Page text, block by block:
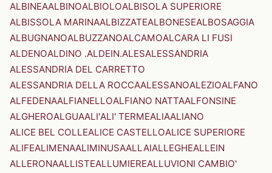
ALBINEAALBINOALBIOLOALBISOLA SUPERIORE
ALBISSOLA MARINAALBIZZATEALBONESEALBOSAGGIA
ALBUGNANOALBUZZANOALCAMOALCARA LI FUSI
ALDENOALDINO .ALDEIN.ALESALESSANDRIA
ALESSANDRIA DEL CARRETTO
ALESSANDRIA DELLA ROCCAALESSANOALEZIOALFANO
ALFEDENAALFIANELLOALFIANO NATTAALFONSINE
ALGHEROALGUAALI'ALI' TERMEALIAALIANO
ALICE BEL COLLEALICE CASTELLOALICE SUPERIORE
ALIFEALIMENAALIMINUSAALLAIALLEGHEALLEIN
ALLERONAALLISTEALLUMIEREALLUVIONI CAMBIO'